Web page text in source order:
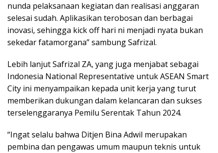
nunda pelaksanaan kegiatan dan realisasi anggaran
selesai sudah. Aplikasikan terobosan dan berbagai
inovasi, sehingga kick off hari ni menjadi nyata bukan
sekedar fatamorgana” sambung Safrizal.
Lebih lanjut Safrizal ZA, yang juga menjabat sebagai
Indonesia National Representative untuk ASEAN Smart
City ini menyampaikan kepada unit kerja yang turut
memberikan dukungan dalam kelancaran dan sukses
terselenggaranya Pemilu Serentak Tahun 2024.
“Ingat selalu bahwa Ditjen Bina Adwil merupakan
pembina dan pengawas umum maupun teknis untuk